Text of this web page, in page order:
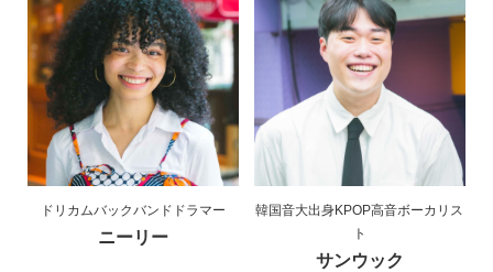
ドリカムバックバンドドラマー
ニーリー
韓国音大出身KPOP高音ボーカリス
ト
サンウック